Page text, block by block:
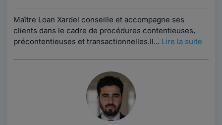
Maître Loan Xardel conseille et accompagne ses
clients dans le cadre de procédures contentieuses,
précontentieuses et transactionnelles. ​ Il... Lire la suite